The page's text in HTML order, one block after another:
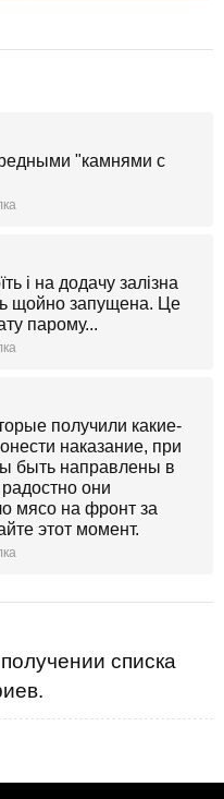
"камнями с
і на додачу залізна
щойно запущена. Це
парому...
получили какие-
наказание, при
быть направлены в
они
мясо на фронт за
этот момент.
списка